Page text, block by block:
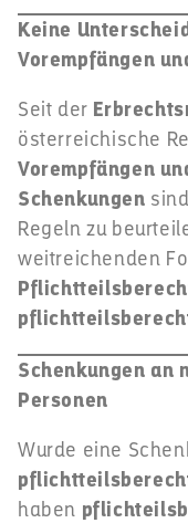
Keine
Vorempfängen
Seit der
österreichische
Vorempfängen
Schenkungen
Regeln zu
weitreichenden
Schenkungen
Personen
Wurde eine
haben